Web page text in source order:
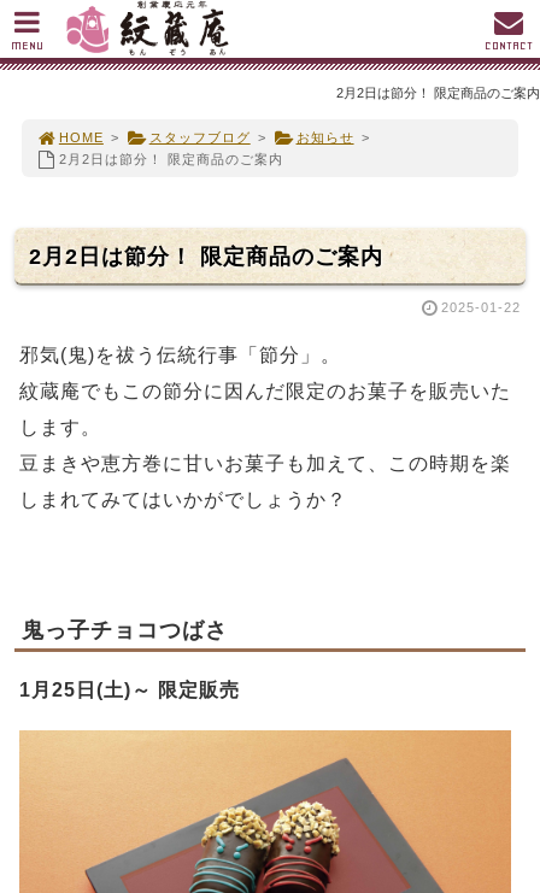
2月2日は節分！ 限定商品のご案内
HOME > スタッフブログ > お知らせ >
2月2日は節分！ 限定商品のご案内
2月2日は節分！ 限定商品のご案内
2025-01-22
邪気(鬼)を祓う伝統行事「節分」。
紋蔵庵でもこの節分に因んだ限定のお菓子を販売いた
します。
豆まきや恵方巻に甘いお菓子も加えて、この時期を楽
しまれてみてはいかがでしょうか？
鬼っ子チョコつばさ
1月25日(土)～ 限定販売
MENU CONTACT